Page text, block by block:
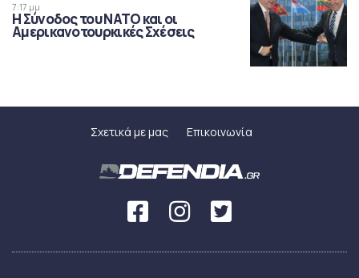
7:17 μμ
Η Σύνοδος του ΝΑΤΟ και οι
Αμερικανοτουρκικές Σχέσεις
Σχετικά με μας Επικοινωνία